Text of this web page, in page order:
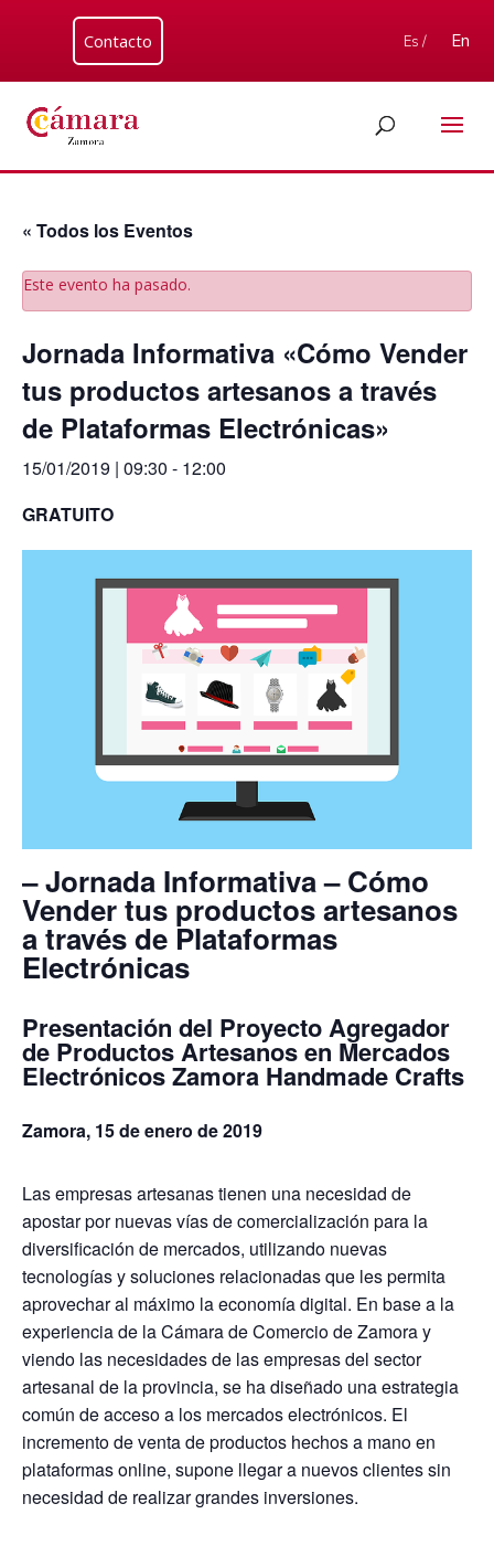
Contacto Es / En
« Todos los Eventos
Este evento ha pasado.
Jornada Informativa «Cómo Vender
tus productos artesanos a través
de Plataformas Electrónicas»
15/01/2019 | 09:30 - 12:00
GRATUITO
– Jornada Informativa – Cómo
Vender tus productos artesanos
a través de Plataformas
Electrónicas
Presentación del Proyecto Agregador
de Productos Artesanos en Mercados
Electrónicos Zamora Handmade Crafts
Zamora, 15 de enero de 2019
Las empresas artesanas tienen una necesidad de
apostar por nuevas vías de comercialización para la
diversificación de mercados, utilizando nuevas
tecnologías y soluciones relacionadas que les permita
aprovechar al máximo la economía digital. En base a la
experiencia de la Cámara de Comercio de Zamora y
viendo las necesidades de las empresas del sector
artesanal de la provincia, se ha diseñado una estrategia
común de acceso a los mercados electrónicos. El
incremento de venta de productos hechos a mano en
plataformas online, supone llegar a nuevos clientes sin
necesidad de realizar grandes inversiones.